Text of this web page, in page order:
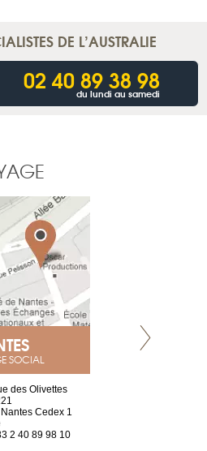
DE L’AUSTRALIE
02 40 89 38 98
du lundi au samedi
SOCIAL
des Olivettes
Cedex 1
2 40 89 98 10